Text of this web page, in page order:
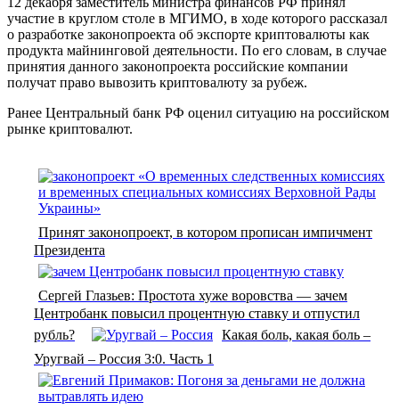
участие в круглом столе в МГИМО, в ходе которого рассказал
о разработке законопроекта об экспорте криптовалюты как
продукта майнинговой деятельности. По его словам, в случае
принятия данного законопроекта российские компании
получат право вывозить криптовалюту за рубеж.
Ранее Центральный банк РФ оценил ситуацию на российском
рынке криптовалют.
Принят законопроект, в котором прописан импичмент
Президента
Сергей Глазьев: Простота хуже воровства — зачем
Центробанк повысил процентную ставку и отпустил
рубль?
Какая боль, какая боль –
Уругвай – Россия 3:0. Часть 1